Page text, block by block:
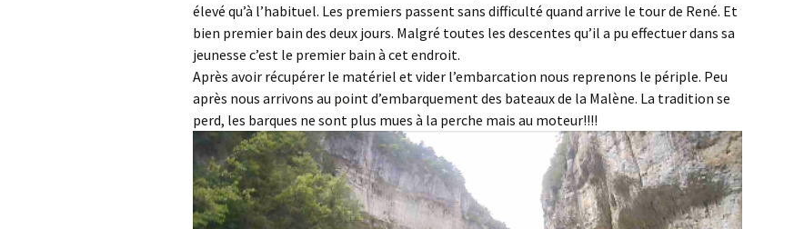
élevé qu’à l’habituel. Les premiers passent sans difficulté quand arrive le tour de René. Et
bien premier bain des deux jours. Malgré toutes les descentes qu’il a pu effectuer dans sa
jeunesse c’est le premier bain à cet endroit.
Après avoir récupérer le matériel et vider l’embarcation nous reprenons le périple. Peu
après nous arrivons au point d’embarquement des bateaux de la Malène. La tradition se
perd, les barques ne sont plus mues à la perche mais au moteur!!!!